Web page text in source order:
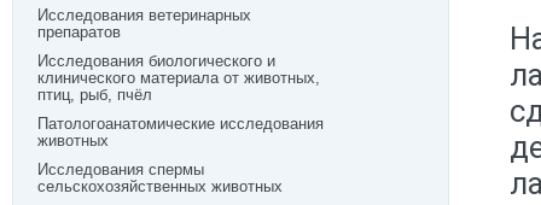
Исследования ветеринарных
препаратов
Исследования биологического и
клинического материала от животных,
птиц, рыб, пчёл
Патологоанатомические исследования
животных
Исследования спермы
сельскохозяйственных животных